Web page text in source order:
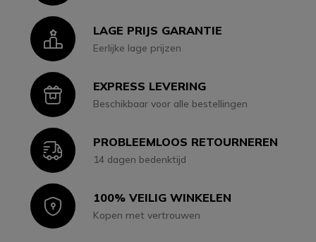
IconLAGE PRIJS GARANTIE
Eerlijke lage prijzen
IconEXPRESS LEVERING
Beschikbaar voor alle bestellingen
IconPROBLEEMLOOS RETOURNEREN
14 dagen bedenktijd
Icon100% VEILIG WINKELEN
Kopen met vertrouwen